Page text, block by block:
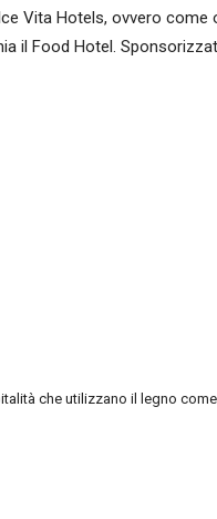
Vita Hotels, ovvero come
il Food Hotel.
che utilizzano il legno